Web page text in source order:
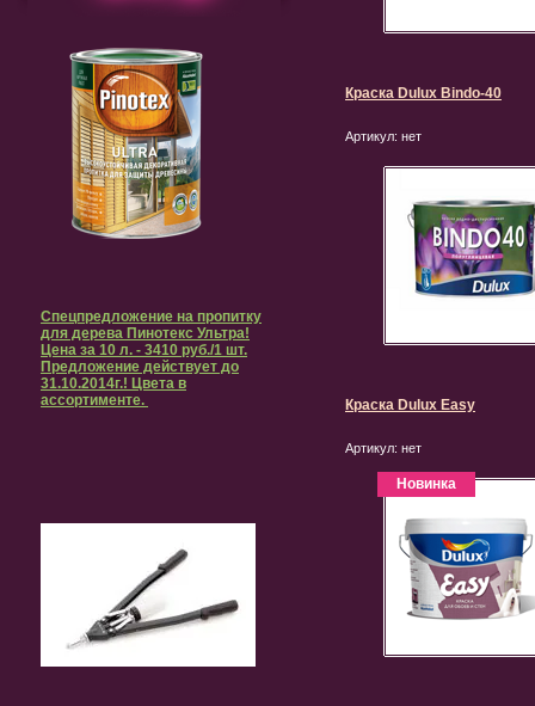
Спецпредложение на пропитку
для дерева Пинотекс Ультра!
Цена за 10 л. - 3410 руб./1 шт.
Предложение действует до
31.10.2014г.! Цвета в
ассортименте.
Краска Dulux Bindo-40
Артикул: нет
Краска Dulux Easy
Артикул: нет
Новинка